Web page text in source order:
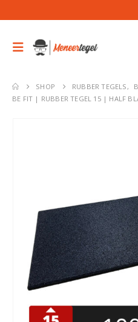
SHOP RUBBER TEGELS,
BE FIT | RUBBER TEGEL 15 | HALF